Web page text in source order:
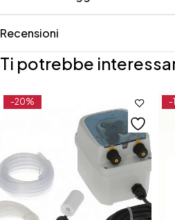
Recensioni
Ti potrebbe
-20% -